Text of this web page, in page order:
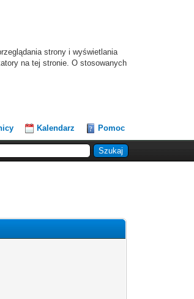
strony i wyświetlania
na tej stronie. O stosowanych
Kalendarz Pomoc